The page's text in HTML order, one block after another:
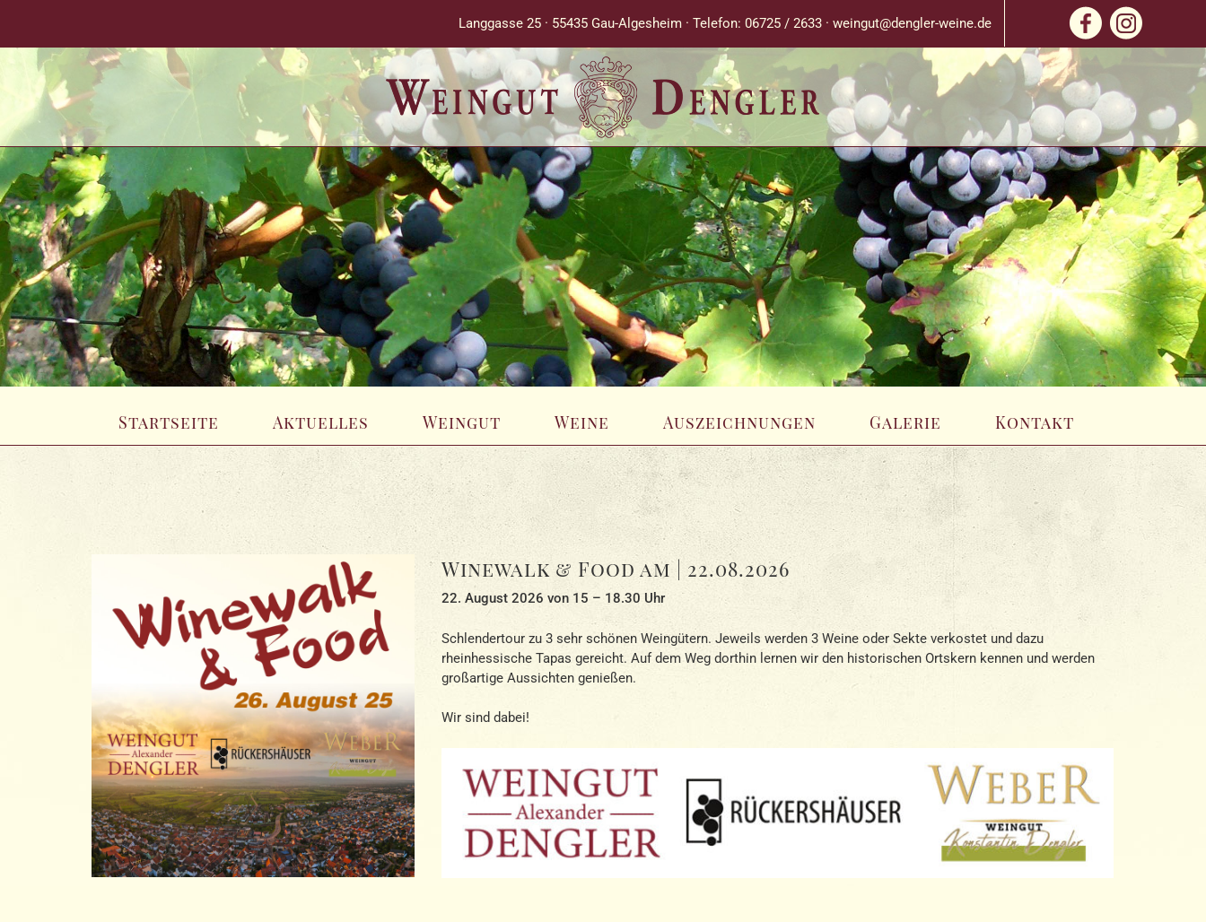
Langgasse 25 · 55435 Gau-Algesheim · Telefon: 06725 / 2633 · weingut@dengler-weine.de
Startseite Aktuelles Weingut Weine Auszeichnungen Galerie Kontakt
Winewalk & Food am | 22.08.2026
22. August 2026 von 15 – 18.30 Uhr
Schlendertour zu 3 sehr schönen Weingütern. Jeweils werden 3 Weine oder Sekte verkostet und dazu
rheinhessische Tapas gereicht. Auf dem Weg dorthin lernen wir den historischen Ortskern kennen und werden
großartige Aussichten genießen.
Wir sind dabei!